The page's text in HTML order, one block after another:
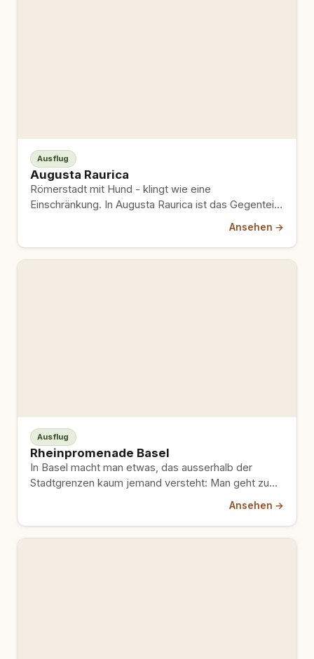
Ausflug
Augusta Raurica
Römerstadt mit Hund - klingt wie eine
Einschränkung. In Augusta Raurica ist das Gegenteil
Ansehen →
Ausflug
Rheinpromenade Basel
In Basel macht man etwas, das ausserhalb der
Stadtgrenzen kaum jemand versteht: Man geht zum
Ansehen →